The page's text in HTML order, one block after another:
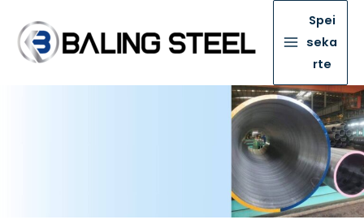
Spei
seka
rte